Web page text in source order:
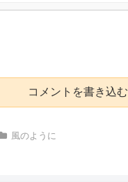
コメントを書き込む
風のように